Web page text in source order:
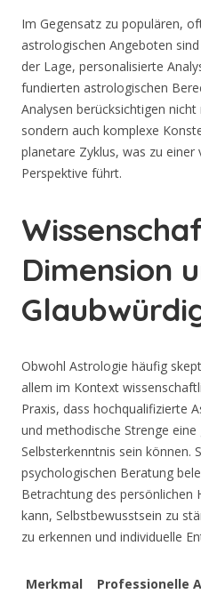
Im Gegensatz zu populären,
astrologischen Angeboten
der Lage, personalisierte
fundierten astrologischen
Analysen berücksichtigen
sondern auch komplexe
planetare Zyklus, was zu
Perspektive führt.
Dimension
Obwohl Astrologie häufig
allem im Kontext
Praxis, dass hochqualifizierte
und methodische Strenge
Selbsterkenntnis sein können.
psychologischen Beratung
Betrachtung des persönlichen
kann, Selbstbewusstsein zu
zu erkennen und individuelle
Merkmal Professionelle